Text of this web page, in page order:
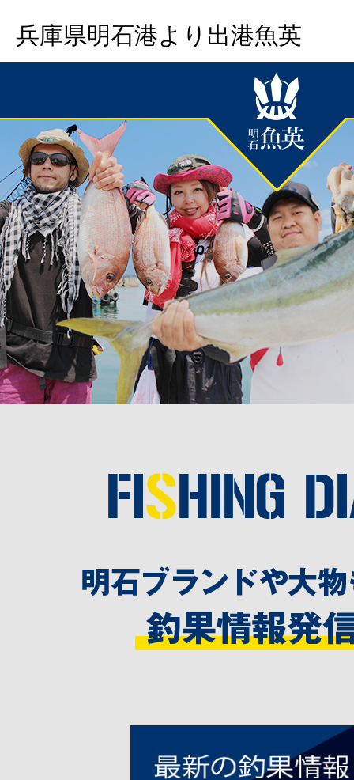
兵庫県明石港より出港魚英